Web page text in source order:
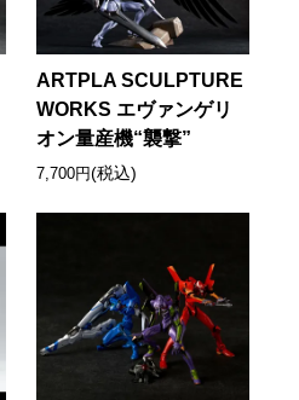
ARTPLA SCULPTURE
WORKS エヴァンゲリ
オン量産機“襲撃”
7,700円(税込)